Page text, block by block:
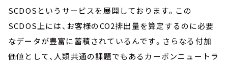
SCDOSというサービスを展開しております。この
SCDOS上には、お客様のCO2排出量を算定するのに必要
なデータが豊富に蓄積されているんです。さらなる付加
価値として、人類共通の課題でもあるカーボンニュートラ